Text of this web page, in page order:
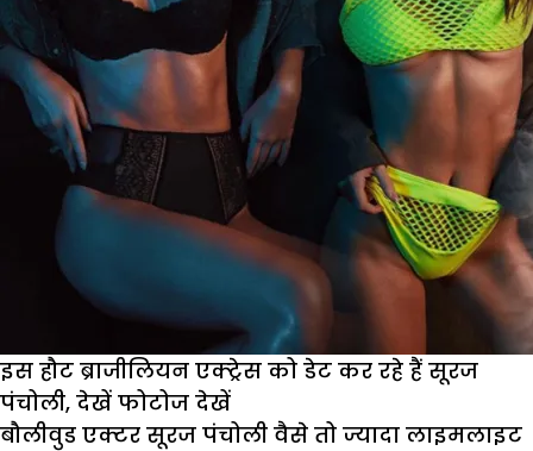
इस हौट ब्राजीलियन एक्ट्रेस को डेट कर रहे हैं सूरज
पंचोली, देखें फोटोज देखें
बौलीवुड एक्टर सूरज पंचोली वैसे तो ज्यादा लाइमलाइट